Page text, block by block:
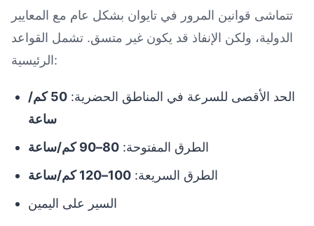
تتماشى قوانين المرور في تايوان بشكل عام مع المعايير
الدولية، ولكن الإنفاذ قد يكون غير متسق. تشمل القواعد
الرئيسية:
الحد الأقصى للسرعة في المناطق الحضرية:
50 كم/
ساعة
الطرق المفتوحة: 80–90 كم/ساعة
الطرق السريعة: 100–120 كم/ساعة
السير على اليمين